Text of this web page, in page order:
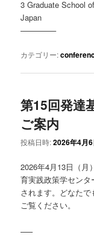
3 Graduate School
Japan
————–
カテゴリー:
第15回発達
ご案内
投稿日時:2026年4月6
2026年4月13日（月
育実践政策学セン
されます。どなた
ご覧ください。
—–